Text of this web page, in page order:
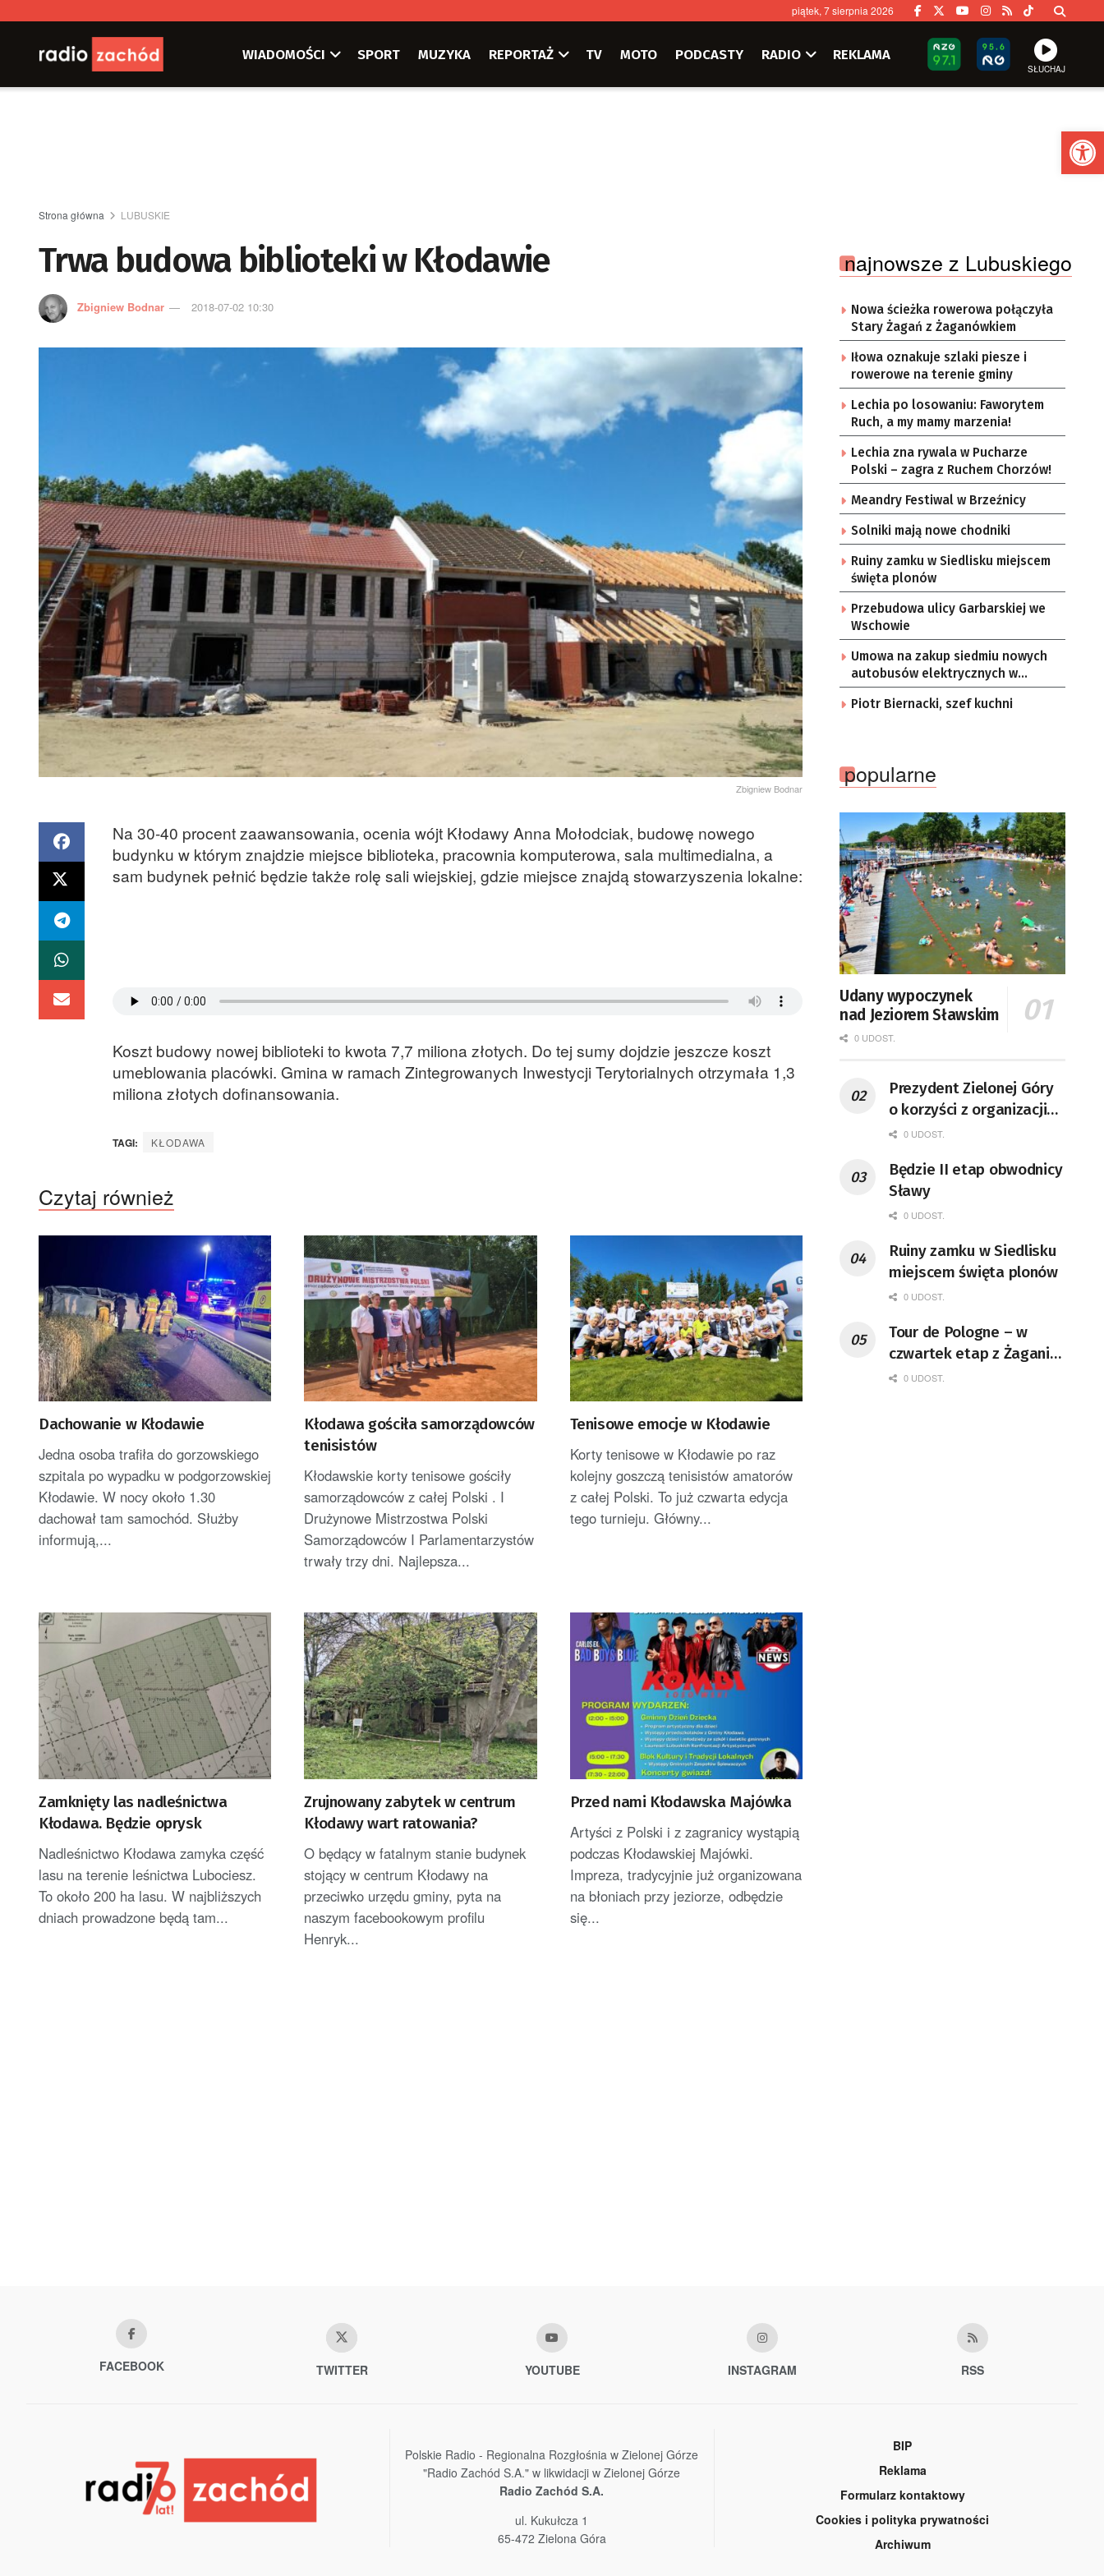
piątek, 7 sierpnia 2026
WIADOMOŚCI SPORT MUZYKA REPORTAŻ TV MOTO PODCASTY RADIO REKLAMA
SŁUCHAJ
Strona główna LUBUSKIE
Trwa budowa biblioteki w Kłodawie
Zbigniew Bodnar 2018-07-02 10:30
Zbigniew Bodnar
Na 30-40 procent zaawansowania, ocenia wójt Kłodawy Anna Mołodciak, budowę nowego
budynku w którym znajdzie miejsce biblioteka, pracownia komputerowa, sala multimedialna, a
sam budynek pełnić będzie także rolę sali wiejskiej, gdzie miejsce znajdą stowarzyszenia lokalne:
Koszt budowy nowej biblioteki to kwota 7,7 miliona złotych. Do tej sumy dojdzie jeszcze koszt
umeblowania placówki. Gmina w ramach Zintegrowanych Inwestycji Terytorialnych otrzymała 1,3
miliona złotych dofinansowania.
TAGI: KŁODAWA
Czytaj również
Dachowanie w Kłodawie
Jedna osoba trafiła do gorzowskiego
szpitala po wypadku w podgorzowskiej
Kłodawie. W nocy około 1.30
dachował tam samochód. Służby
informują,...
Kłodawa gościła samorządowców
tenisistów
Kłodawskie korty tenisowe gościły
samorządowców z całej Polski . I
Drużynowe Mistrzostwa Polski
Samorządowców I Parlamentarzystów
trwały trzy dni. Najlepsza...
Tenisowe emocje w Kłodawie
Korty tenisowe w Kłodawie po raz
kolejny goszczą tenisistów amatorów
z całej Polski. To już czwarta edycja
tego turnieju. Główny...
Zamknięty las nadleśnictwa
Kłodawa. Będzie oprysk
Nadleśnictwo Kłodawa zamyka część
lasu na terenie leśnictwa Lubociesz.
To około 200 ha lasu. W najbliższych
dniach prowadzone będą tam...
Zrujnowany zabytek w centrum
Kłodawy wart ratowania?
O będący w fatalnym stanie budynek
stojący w centrum Kłodawy na
przeciwko urzędu gminy, pyta na
naszym facebookowym profilu
Henryk...
Przed nami Kłodawska Majówka
Artyści z Polski i z zagranicy wystąpią
podczas Kłodawskiej Majówki.
Impreza, tradycyjnie już organizowana
na błoniach przy jeziorze, odbędzie
się...
najnowsze z Lubuskiego
Nowa ścieżka rowerowa połączyła
Stary Żagań z Żaganówkiem
Iłowa oznakuje szlaki piesze i
rowerowe na terenie gminy
Lechia po losowaniu: Faworytem
Ruch, a my mamy marzenia!
Lechia zna rywala w Pucharze
Polski – zagra z Ruchem Chorzów!
Meandry Festiwal w Brzeźnicy
Solniki mają nowe chodniki
Ruiny zamku w Siedlisku miejscem
święta plonów
Przebudowa ulicy Garbarskiej we
Wschowie
Umowa na zakup siedmiu nowych
autobusów elektrycznych w
Zielonej Górze
Piotr Biernacki, szef kuchni
popularne
Udany wypoczynek
nad Jeziorem Sławskim
0 UDOST.
Prezydent Zielonej Góry
o korzyści z organizacji
mety Tour de Pologne
0 UDOST.
Będzie II etap obwodnicy
Sławy
0 UDOST.
Ruiny zamku w Siedlisku
miejscem święta plonów
0 UDOST.
Tour de Pologne – w
czwartek etap z Żagania
do Karpacza
0 UDOST.
FACEBOOK TWITTER YOUTUBE INSTAGRAM RSS
Polskie Radio - Regionalna Rozgłośnia w Zielonej Górze
"Radio Zachód S.A." w likwidacji w Zielonej Górze
Radio Zachód S.A.
ul. Kukułcza 1
65-472 Zielona Góra
BIP
Reklama
Formularz kontaktowy
Cookies i polityka prywatności
Archiwum